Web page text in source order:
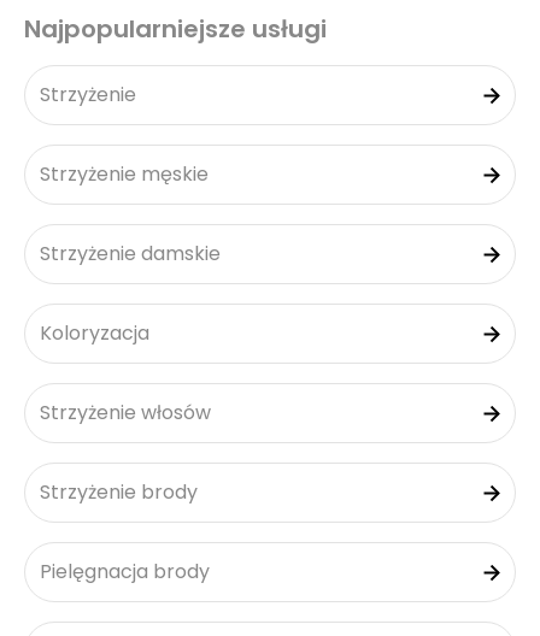
Najpopularniejsze usługi
Strzyżenie
Strzyżenie męskie
Strzyżenie damskie
Koloryzacja
Strzyżenie włosów
Strzyżenie brody
Pielęgnacja brody